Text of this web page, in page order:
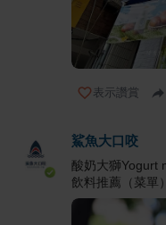
表示讚賞
鯊魚大口咬
酸奶大獅Yogurt
飲料推薦（菜單）